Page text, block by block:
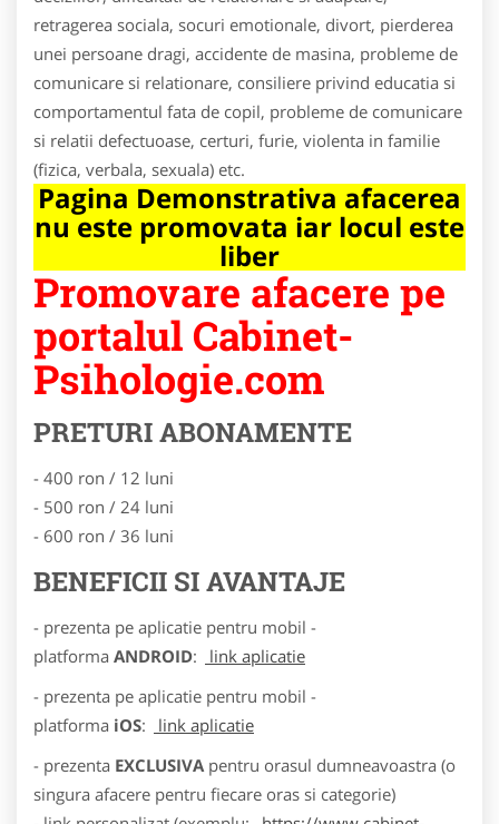
retragerea sociala, socuri emotionale, divort, pierderea
unei persoane dragi, accidente de masina, probleme de
comunicare si relationare, consiliere privind educatia si
comportamentul fata de copil, probleme de comunicare
si relatii defectuoase, certuri, furie, violenta in familie
(fizica, verbala, sexuala) etc.
Pagina Demonstrativa afacerea
nu este promovata iar locul este
liber
Promovare afacere pe
portalul Cabinet-
Psihologie.com
PRETURI ABONAMENTE
- 400 ron / 12 luni
- 500 ron / 24 luni
- 600 ron / 36 luni
BENEFICII SI AVANTAJE
- prezenta pe aplicatie pentru mobil -
platforma ANDROID:
link aplicatie
- prezenta pe aplicatie pentru mobil -
platforma iOS:
link aplicatie
- prezenta EXCLUSIVA pentru orasul dumneavoastra (o
singura afacere pentru fiecare oras si categorie)